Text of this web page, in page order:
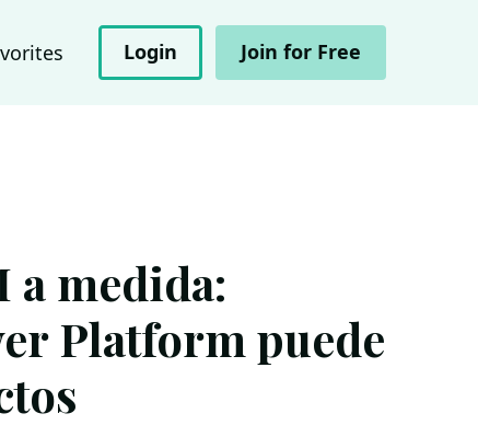
Login Join for Free
a medida:
Platform puede